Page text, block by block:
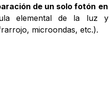
de un solo fotón
elemental de la luz
microondas, etc.).